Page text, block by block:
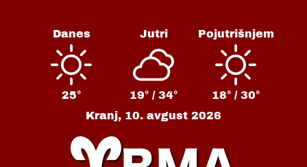
Danes
25°
Jutri
19° / 34°
Pojutrišnjem
18° / 30°
Kranj, 10. avgust 2026